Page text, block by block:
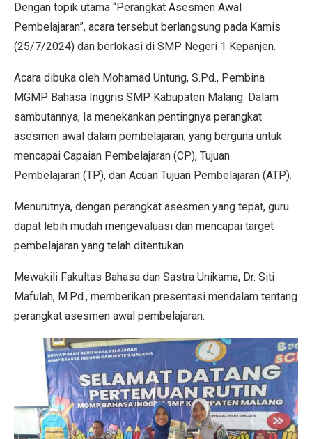
Dengan topik utama “Perangkat Asesmen Awal
Pembelajaran”, acara tersebut berlangsung pada Kamis
(25/7/2024) dan berlokasi di SMP Negeri 1 Kepanjen.
Acara dibuka oleh Mohamad Untung, S.Pd., Pembina
MGMP Bahasa Inggris SMP Kabupaten Malang. Dalam
sambutannya, Ia menekankan pentingnya perangkat
asesmen awal dalam pembelajaran, yang berguna untuk
mencapai Capaian Pembelajaran (CP), Tujuan
Pembelajaran (TP), dan Acuan Tujuan Pembelajaran (ATP).
Menurutnya, dengan perangkat asesmen yang tepat, guru
dapat lebih mudah mengevaluasi dan mencapai target
pembelajaran yang telah ditentukan.
Mewakili Fakultas Bahasa dan Sastra Unikama, Dr. Siti
Mafulah, M.Pd., memberikan presentasi mendalam tentang
perangkat asesmen awal pembelajaran.